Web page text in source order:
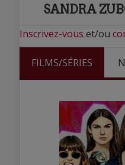
SANDRA
Inscrivez-vous et/ou
FILMS/SÉRIES